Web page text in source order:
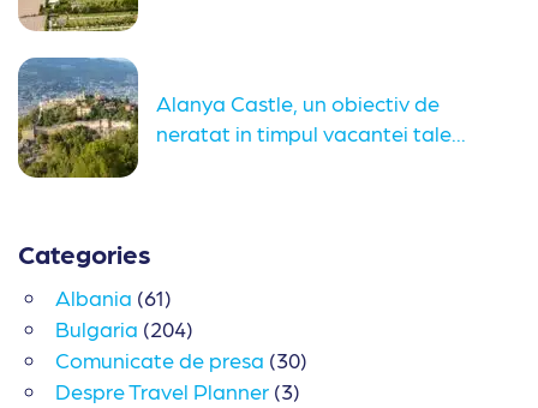
Alanya Castle, un obiectiv de
neratat in timpul vacantei tale...
Categories
Albania (61)
Bulgaria (204)
Comunicate de presa (30)
Despre Travel Planner (3)